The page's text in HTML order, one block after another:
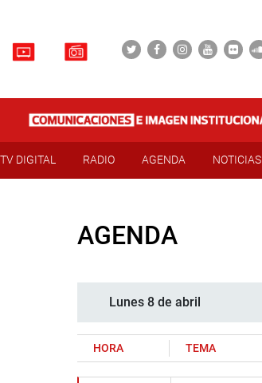
TV DIGITAL RADIO AGENDA NOTICIAS
AGENDA
Lunes 8 de abril
HORA TEMA